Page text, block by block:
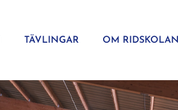
TÄVLINGAR OM RIDSKOLAN